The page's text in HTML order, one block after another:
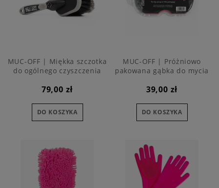
MUC-OFF | Miękka szczotka
do ogólnego czyszczenia
79,00 zł
DO KOSZYKA
MUC-OFF | Próżniowo
pakowana gąbka do mycia
39,00 zł
DO KOSZYKA